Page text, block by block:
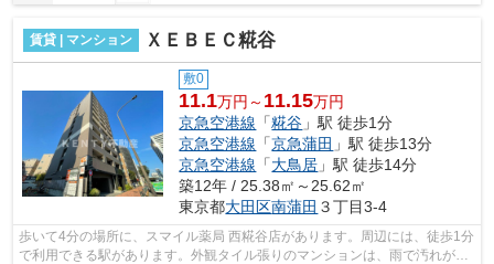
賃貸 | マンション ＸＥＢＥＣ糀谷
敷0
11.1万円～ 11.15万円
京急空港線 「糀谷 」駅 徒歩1分
京急空港線 「京急蒲田 」駅 徒歩13分
京急空港線 「大鳥居 」駅 徒歩14分
築12年 / 25.38㎡～25.62㎡
東京都大田区南蒲田 ３丁目3-4
歩いて4分の場所に、スマイル薬局 西糀谷店があります。周辺には、徒歩1分
で利用できる駅があります。外観タイル張りのマンションは、雨で汚れが落